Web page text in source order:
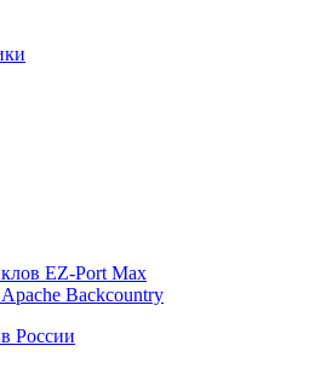
EZ-Port Max
Backcountry
России